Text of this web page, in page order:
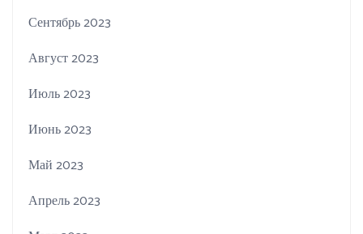
Сентябрь 2023
Август 2023
Июль 2023
Июнь 2023
Май 2023
Апрель 2023